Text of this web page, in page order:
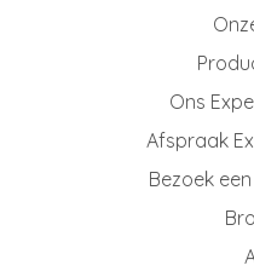
Ons
Afspraak
Bezoek